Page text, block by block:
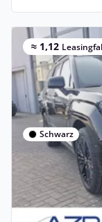
≈ 1,12
Schwarz
Privat
Hyundai